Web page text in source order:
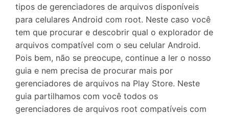
tipos de gerenciadores de arquivos disponíveis
para celulares Android com root. Neste caso você
tem que procurar e descobrir qual o explorador de
arquivos compatível com o seu celular Android.
Pois bem, não se preocupe, continue a ler o nosso
guia e nem precisa de procurar mais por
gerenciadores de arquivos na Play Store. Neste
guia partilhamos com você todos os
gerenciadores de arquivos root compatíveis com